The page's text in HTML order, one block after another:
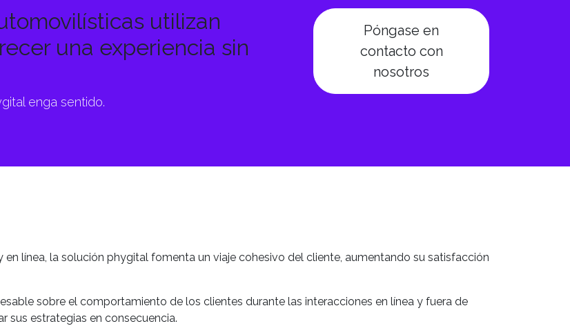
utilizan
una experiencia sin
enga sentido.
Póngase en
contacto con
nosotros
línea, la solución phygital fomenta un viaje cohesivo del cliente, aumentando su satisfacción
sobre el comportamiento de los clientes durante las interacciones en línea y fuera de
sus estrategias en consecuencia.